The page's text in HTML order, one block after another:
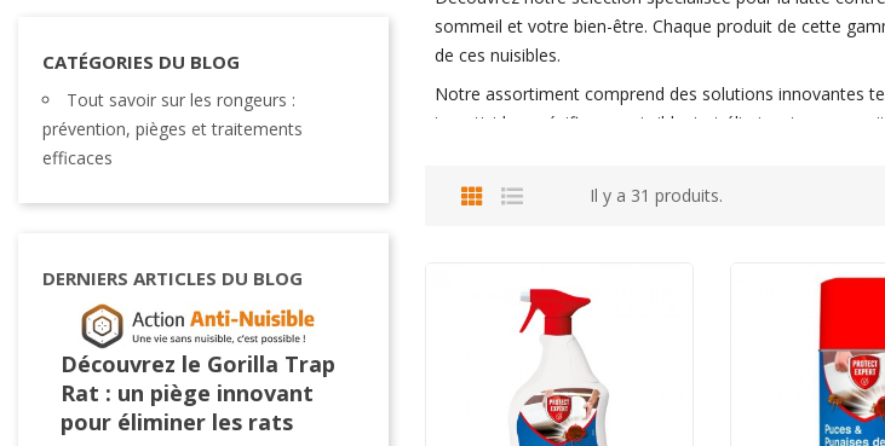
CATÉGORIES DU BLOG
Tout savoir sur les rongeurs :
prévention, pièges et traitements
efficaces
DERNIERS ARTICLES DU BLOG
Découvrez le Gorilla Trap
Rat : un piège innovant
pour éliminer les rats
Appâts pour Rats : Attirez
et Éliminez les Rongeurs
Indésirables avec
sommeil et votre bien-être. Chaque produit de cette
de ces nuisibles.
Notre assortiment comprend des solutions innovantes
insecticides spécifiques qui ciblent et éliminent ces
Les punaises de lit sont non seulement gênantes, mais
espace de vie et assurons un sommeil paisible et sans
Il y a 31 produits.